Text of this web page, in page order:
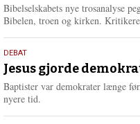
Bibelselskabets nye trosanalyse
Bibelen, troen og kirken.
18.
maj
2026
DEBAT
Jesus gjorde
Baptister var demokrater længe
nyere tid.